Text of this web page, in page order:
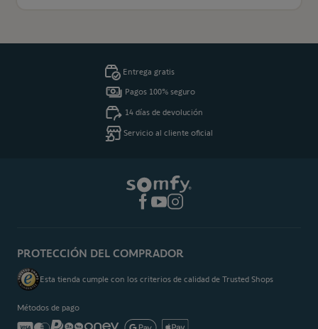
Entrega gratis
Pagos 100% seguro
14 días de devolución
Servicio al cliente oficial
PROTECCIÓN DEL COMPRADOR
Esta tienda cumple con los criterios de calidad de Trusted Shops
Métodos de pago